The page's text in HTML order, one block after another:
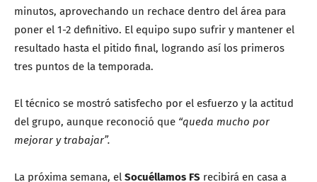
minutos, aprovechando un rechace dentro del área para
poner el 1-2 definitivo. El equipo supo sufrir y mantener el
resultado hasta el pitido final, logrando así los primeros
tres puntos de la temporada.
El técnico se mostró satisfecho por el esfuerzo y la actitud
del grupo, aunque reconoció que “queda mucho por
mejorar y trabajar”.
La próxima semana, el Socuéllamos FS recibirá en casa a